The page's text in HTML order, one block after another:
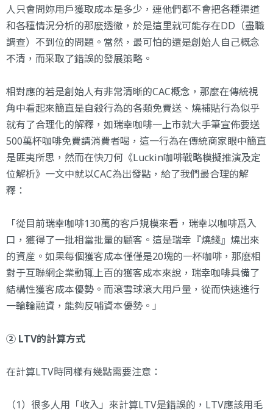
人只會問妳用戶獲取成本是多少，連他們都不會把各種渠道
和各種情況分析的那麽透徹，於是這里就可能存在DD（盡職
調查）不到位的問題。當然，最可怕的還是創始人自己概念
不清，而采取了錯誤的發展策略。
相對應的若是創始人有非常清晰的CAC概念，那麼在傳統視
角中看起來簡直是自殺行為的各類免費送、燒補貼行為似乎
就有了合理化的解釋，如瑞幸咖啡一上市就大手筆宣佈要送
500萬杯咖啡免費請消費者喝，這一行為在傳統商家眼中簡直
是匪夷所思，然而在快刀何《Luckin咖啡戰略模擬推演及定
位解析》一文中就以CAC為出發點，給了我們最合理的解
釋：
「從目前瑞幸咖啡130萬的客戶規模來看，瑞幸以咖啡爲入
口，獲得了一批相當批量的顧客。這是瑞幸『燒錢』燒出來
的資産。如果每個獲客成本僅僅是20塊的一杯咖啡，那麽相
對于互聯網企業動辄上百的獲客成本來說，瑞幸咖啡具備了
結構性獲客成本優勢。而滾雪球滾大用戶量，從而快速進行
一輪輪融資，能夠反哺資本優勢。」
② LTV的計算方式
在計算LTV時同樣有幾點需要注意：
（1）很多人用「收入」來計算LTV是錯誤的，LTV應該用毛